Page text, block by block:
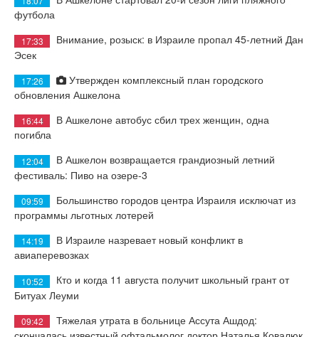
футбола
17:33
Внимание, розыск: в Израиле пропал 45-летний Дан
Эсек
17:26
Утвержден комплексный план городского
обновления Ашкелона
16:44
В Ашкелоне автобус сбил трех женщин, одна
погибла
12:04
В Ашкелон возвращается грандиозный летний
фестиваль: Пиво на озере-3
09:59
Большинство городов центра Израиля исключат из
программы льготных лотерей
14:19
В Израиле назревает новый конфликт в
авиаперевозках
10:52
Кто и когда 11 августа получит школьный грант от
Битуах Леуми
09:42
Тяжелая утрата в больнице Ассута Ашдод: